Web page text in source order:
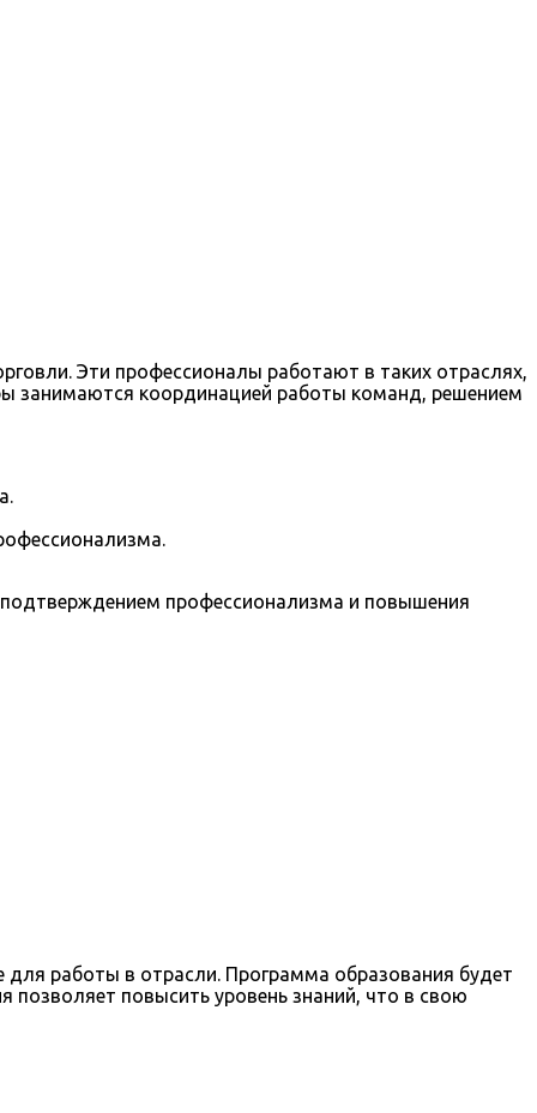
Эти профессионалы работают в таких отраслях,
занимаются координацией работы команд, решением
профессионализма и повышения
работы в отрасли. Программа образования будет
позволяет повысить уровень знаний, что в свою